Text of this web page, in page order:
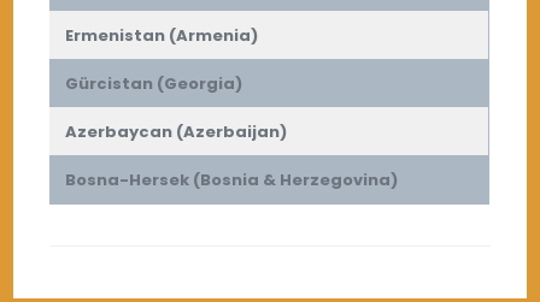
Ermenistan (Armenia)
Gürcistan (Georgia)
Azerbaycan (Azerbaijan)
Bosna-Hersek (Bosnia & Herzegovina)